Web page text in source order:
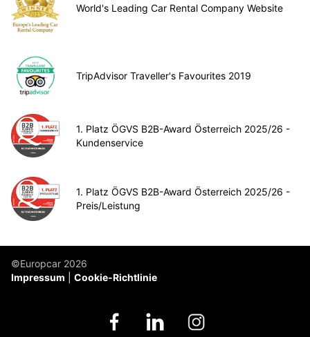
World's Leading Car Rental Company Website
TripAdvisor Traveller's Favourites 2019
1. Platz ÖGVS B2B-Award Österreich 2025/26 -
Kundenservice
1. Platz ÖGVS B2B-Award Österreich 2025/26 -
Preis/Leistung
©Europcar 2026
Impressum
Cookie-Richtlinie